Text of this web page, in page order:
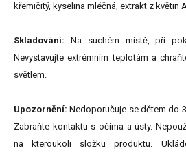
křemičitý, kyselina mléčná, extrakt z květin
Skladování: Na suchém místě, při
Nevystavujte extrémním teplotám a
světlem.
Upozornění: Nedoporučuje se dětem do
Zabraňte kontaktu s očima a ústy.
na kteroukoli složku produktu.